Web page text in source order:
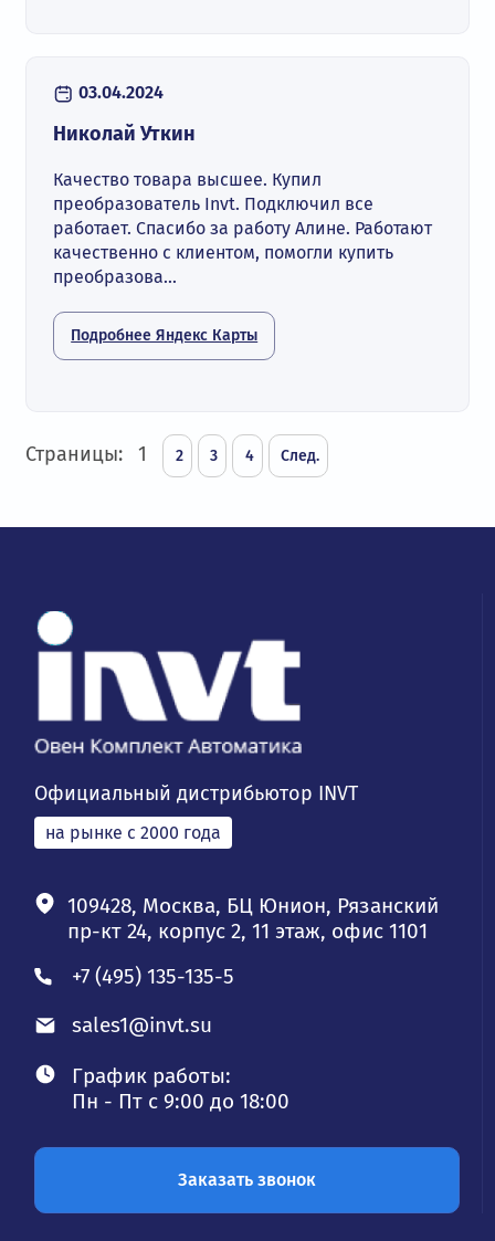
03.04.2024
Николай Уткин
Качество товара высшее. Купил
преобразователь Invt. Подключил все
работает. Спасибо за работу Алине. Работают
качественно с клиентом, помогли купить
преобразова...
Подробнее Яндекс Карты
Страницы: 1 2 3 4 След.
Официальный дистрибьютор INVT
на рынке с 2000 года
109428, Москва, БЦ Юнион, Рязанский
пр-кт 24, корпус 2, 11 этаж, офис 1101
+7 (495) 135-135-5
sales1@invt.su
График работы:
Пн - Пт с 9:00 до 18:00
Заказать звонок